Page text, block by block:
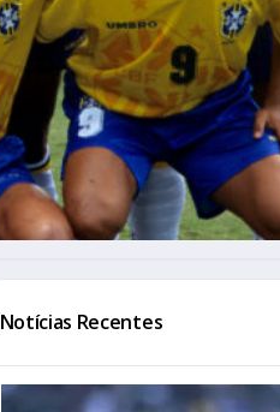
Notícias Recentes